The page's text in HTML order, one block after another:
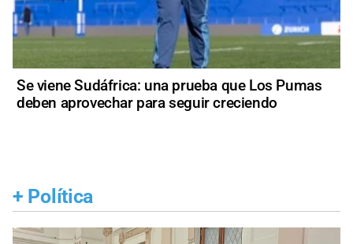
Se viene Sudáfrica: una prueba que Los Pumas
deben aprovechar para seguir creciendo
+ Política